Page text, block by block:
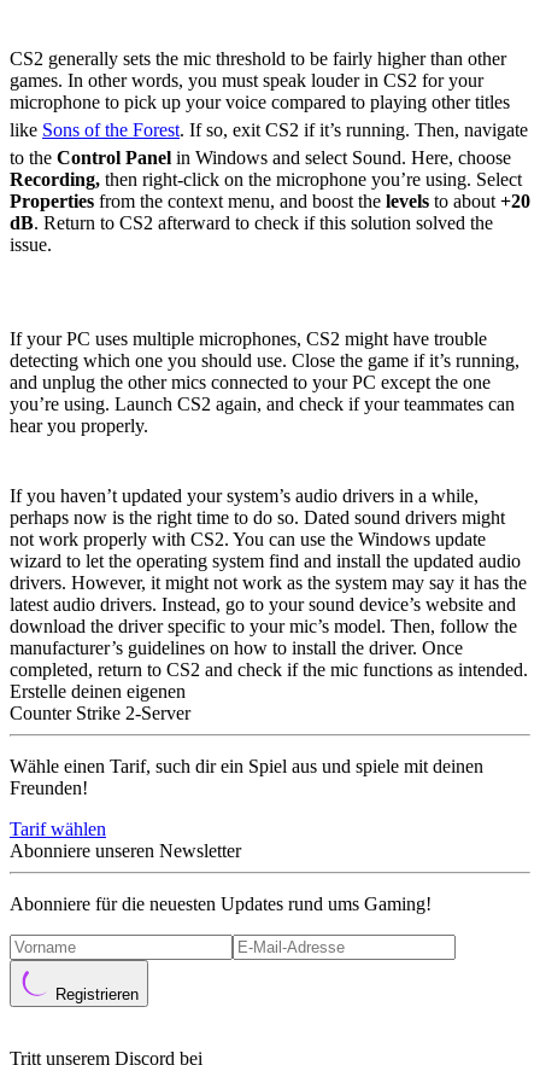
CS2 generally sets the mic threshold to be fairly higher than other
games. In other words, you must speak louder in CS2 for your
microphone to pick up your voice compared to playing other titles
like Sons of the Forest. If so, exit CS2 if it’s running. Then, navigate
to the Control Panel in Windows and select Sound. Here, choose
Recording, then right-click on the microphone you’re using. Select
Properties from the context menu, and boost the levels to about +20
dB. Return to CS2 afterward to check if this solution solved the
issue.
If your PC uses multiple microphones, CS2 might have trouble
detecting which one you should use. Close the game if it’s running,
and unplug the other mics connected to your PC except the one
you’re using. Launch CS2 again, and check if your teammates can
hear you properly.
If you haven’t updated your system’s audio drivers in a while,
perhaps now is the right time to do so. Dated sound drivers might
not work properly with CS2. You can use the Windows update
wizard to let the operating system find and install the updated audio
drivers. However, it might not work as the system may say it has the
latest audio drivers. Instead, go to your sound device’s website and
download the driver specific to your mic’s model. Then, follow the
manufacturer’s guidelines on how to install the driver. Once
completed, return to CS2 and check if the mic functions as intended.
Erstelle deinen eigenen
Counter Strike 2-Server
Wähle einen Tarif, such dir ein Spiel aus und spiele mit deinen
Freunden!
Tarif wählen
Abonniere unseren Newsletter
Abonniere für die neuesten Updates rund ums Gaming!
Registrieren
Tritt unserem Discord bei